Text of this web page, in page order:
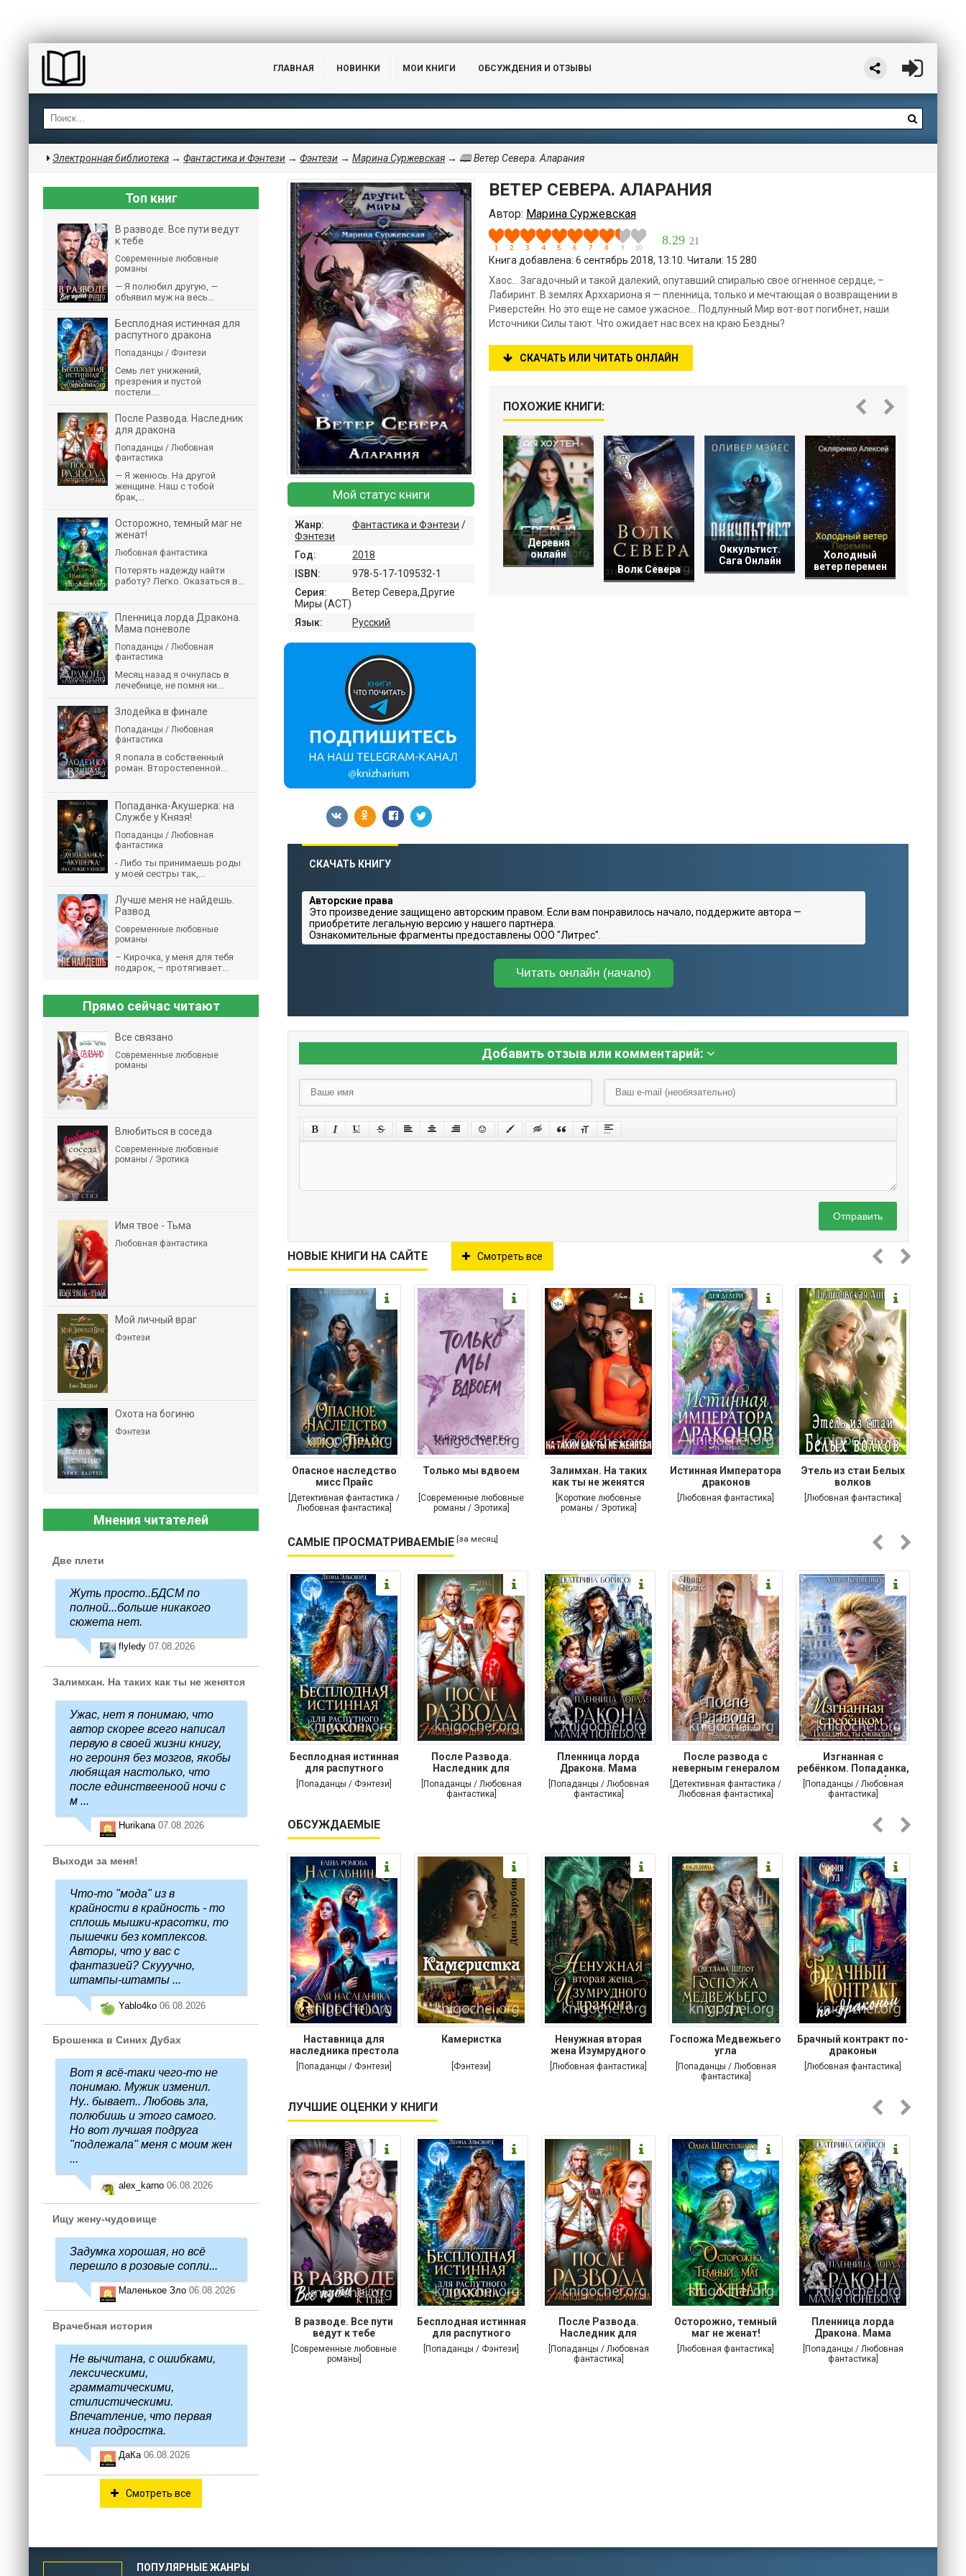
ГЛАВНАЯ НОВИНКИ МОИ КНИГИ ОБСУЖДЕНИЯ И ОТЗЫВЫ
Электронная библиотека → Фантастика и Фэнтези → Фэнтези → Марина Суржевская → 🕮 Ветер Севера. Аларания
ВЕТЕР СЕВЕРА. АЛАРАНИЯ
Автор: Марина Суржевская
8.29 21
Книга добавлена: 6 сентябрь 2018, 13:10. Читали: 15 280
Хаос… Загадочный и такой далекий, опутавший спиралью свое огненное сердце, –
Лабиринт. В землях Арххариона я — пленница, только и мечтающая о возвращении в
Риверстейн. Но это еще не самое ужасное... Подлунный Мир вот-вот погибнет, наши
Источники Силы тают. Что ожидает нас всех на краю Бездны?
СКАЧАТЬ ИЛИ ЧИТАТЬ ОНЛАЙН
ПОХОЖИЕ КНИГИ:
Деревня
онлайн
Волк Севера
Оккультист.
Сага Онлайн
Холодный
ветер перемен
Мой статус книги
Жанр: Фантастика и Фэнтези /
Фэнтези
Год:
2018
ISBN:
978-5-17-109532-1
Серия:
Ветер Севера,Другие
Миры (АСТ)
Язык:
Русский
СКАЧАТЬ КНИГУ
Авторские права
Это произведение защищено авторским правом. Если вам понравилось начало, поддержите автора —
приобретите легальную версию у нашего партнёра.
Ознакомительные фрагменты предоставлены ООО "Литрес".
Читать онлайн (начало)
Добавить отзыв или комментарий:
Отправить
НОВЫЕ КНИГИ НА САЙТЕ Смотреть все
Опасное наследство
мисс Прайс
[Детективная фантастика /
Любовная фантастика]
Только мы вдвоем
[Современные любовные
романы / Эротика]
Залимхан. На таких
как ты не женятся
[Короткие любовные
романы / Эротика]
Истинная Императора
драконов
[Любовная фантастика]
Этель из стаи Белых
волков
[Любовная фантастика]
САМЫЕ ПРОСМАТРИВАЕМЫЕ [за месяц]
Бесплодная истинная
для распутного
дракона
[Попаданцы / Фэнтези]
После Развода.
Наследник для
дракона
[Попаданцы / Любовная
фантастика]
Пленница лорда
Дракона. Мама
поневоле
[Попаданцы / Любовная
фантастика]
После развода с
неверным генералом
драконов
[Детективная фантастика /
Любовная фантастика]
Изгнанная с
ребёнком. Попаданка,
ты сможешь!
[Попаданцы / Любовная
фантастика]
ОБСУЖДАЕМЫЕ
Наставница для
наследника престола
[Попаданцы / Фэнтези]
Камеристка
[Фэнтези]
Ненужная вторая
жена Изумрудного
дракона
[Любовная фантастика]
Госпожа Медвежьего
угла
[Попаданцы / Любовная
фантастика]
Брачный контракт по-
драконьи
[Любовная фантастика]
ЛУЧШИЕ ОЦЕНКИ У КНИГИ
В разводе. Все пути
ведут к тебе
[Современные любовные
романы]
Бесплодная истинная
для распутного
дракона
[Попаданцы / Фэнтези]
После Развода.
Наследник для
дракона
[Попаданцы / Любовная
фантастика]
Осторожно, темный
маг не женат!
[Любовная фантастика]
Пленница лорда
Дракона. Мама
поневоле
[Попаданцы / Любовная
фантастика]
Топ книг
В разводе. Все пути ведут
к тебе
Современные любовные
романы
— Я полюбил другую, —
объявил муж на весь...
Бесплодная истинная для
распутного дракона
Попаданцы / Фэнтези
Семь лет унижений,
презрения и пустой
постели....
После Развода. Наследник
для дракона
Попаданцы / Любовная
фантастика
— Я женюсь. На другой
женщине. Наш с тобой
брак,...
Осторожно, темный маг не
женат!
Любовная фантастика
Потерять надежду найти
работу? Легко. Оказаться в...
Пленница лорда Дракона.
Мама поневоле
Попаданцы / Любовная
фантастика
Месяц назад я очнулась в
лечебнице, не помня ни...
Злодейка в финале
Попаданцы / Любовная
фантастика
Я попала в собственный
роман. Второстепенной...
Попаданка-Акушерка: на
Службе у Князя!
Попаданцы / Любовная
фантастика
- Либо ты принимаешь роды
у моей сестры так,...
Лучше меня не найдешь.
Развод
Современные любовные
романы
– Кирочка, у меня для тебя
подарок, – протягивает...
Прямо сейчас читают
Все связано
Современные любовные
романы
Влюбиться в соседа
Современные любовные
романы / Эротика
Имя твое - Тьма
Любовная фантастика
Мой личный враг
Фэнтези
Охота на богиню
Фэнтези
Мнения читателей
Две плети
Жуть просто..БДСМ по
полной...больше никакого
сюжета нет.
flyledy 07.08.2026
Залимхан. На таких как ты не женятся
Ужас, нет я понимаю, что
автор скорее всего написал
первую в своей жизни книгу,
но героиня без мозгов, якобы
любящая настолько, что
после единствееноой ночи с
м ...
Hurikana 07.08.2026
Выходи за меня!
Что-то "мода" из в
крайности в крайность - то
сплошь мышки-красотки, то
пышечки без комплексов.
Авторы, что у вас с
фантазией? Скууучно,
штампы-штампы ...
Yablo4ko 06.08.2026
Брошенка в Синих Дубах
Вот я всё-таки чего-то не
понимаю. Мужик изменил.
Ну.. бывает.. Любовь зла,
полюбишь и этого самого.
Но вот лучшая подруга
"подлежала" меня с моим жен
...
alex_karno 06.08.2026
Ищу жену-чудовище
Задумка хорошая, но всё
перешло в розовые сопли...
Маленькое Зло 06.08.2026
Врачебная история
Не вычитана, с ошибками,
лексическими,
грамматическими,
стилистическими.
Впечатление, что первая
книга подростка.
ДаКа 06.08.2026
Смотреть все